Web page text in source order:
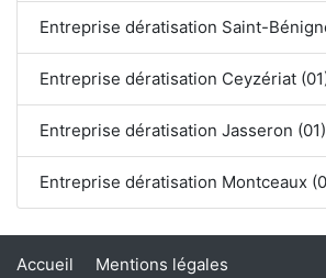
Entreprise dératisation Saint-
Entreprise dératisation Ceyzériat
Entreprise dératisation Jasseron (01)
Entreprise dératisation Montceaux
Accueil Mentions légales